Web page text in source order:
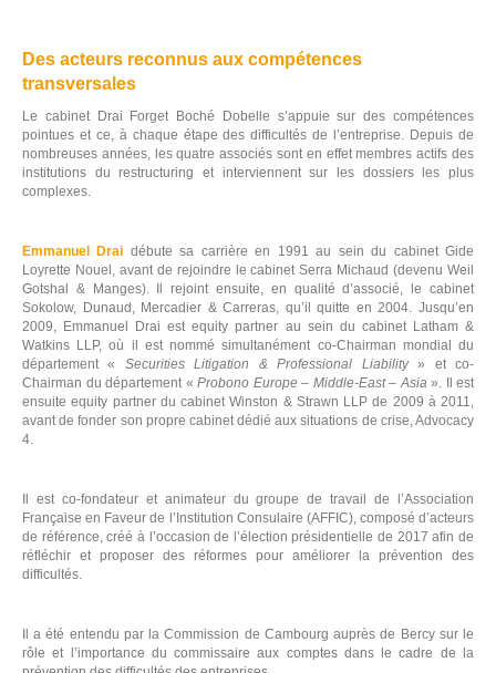
Des acteurs reconnus aux compétences
transversales
Le cabinet Drai Forget Boché Dobelle s’appuie sur des compétences
pointues et ce, à chaque étape des difficultés de l’entreprise. Depuis de
nombreuses années, les quatre associés sont en effet membres actifs des
institutions du restructuring et interviennent sur les dossiers les plus
complexes.
Emmanuel Drai débute sa carrière en 1991 au sein du cabinet Gide
Loyrette Nouel, avant de rejoindre le cabinet Serra Michaud (devenu Weil
Gotshal & Manges). Il rejoint ensuite, en qualité d’associé, le cabinet
Sokolow, Dunaud, Mercadier & Carreras, qu’il quitte en 2004. Jusqu’en
2009, Emmanuel Drai est equity partner au sein du cabinet Latham &
Watkins LLP, où il est nommé simultanément co-Chairman mondial du
département « Securities Litigation & Professional Liability» et co-
Chairman du département « Probono Europe – Middle-East – Asia ». Il est
ensuite equity partner du cabinet Winston & Strawn LLP de 2009 à 2011,
avant de fonder son propre cabinet dédié aux situations de crise, Advocacy
4.
Il est co-fondateur et animateur du groupe de travail de l’Association
Française en Faveur de l’Institution Consulaire (AFFIC), composé d’acteurs
de référence, créé à l’occasion de l’élection présidentielle de 2017 afin de
réfléchir et proposer des réformes pour améliorer la prévention des
difficultés.
Il a été entendu par la Commission de Cambourg auprès de Bercy sur le
rôle et l’importance du commissaire aux comptes dans le cadre de la